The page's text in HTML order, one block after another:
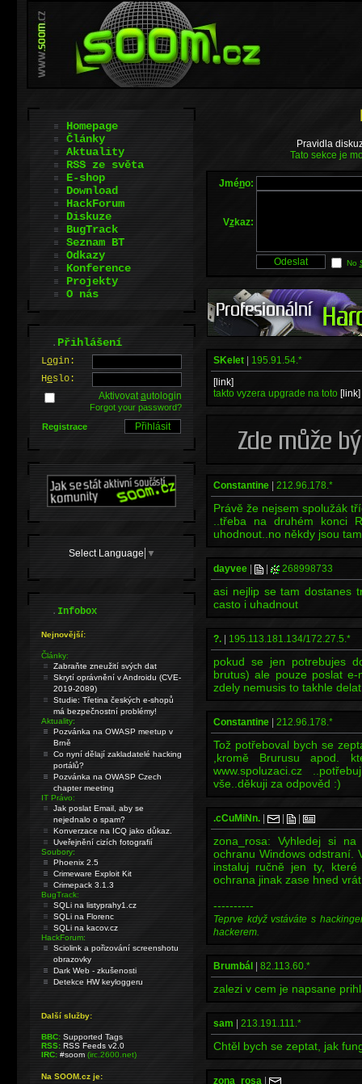
Pravidla
Tato sekce je
Jméno:
Vzkaz:
No
SKelet
195.91.54.*
[link]
takto vyzera upgrade na toto [link]
Constantine 212.96.178.*
Právě že nejsem spolužák
..třeba na druhém konci
uhodnout..no někdy jsou
dayvee 268998733
asi nejlip se tam dostanes
casto i uhadnout
?. 195.113.181.134/172.27.5.*
pokud se jen potrebujes
brutus) ale pouze poslat
zdely nemusis to takhle
Constantine 212.96.178.*
Tož potřeboval bych se
,kromě Brurusu apod.
www.spoluzaci.cz
vše..děkuji za odpověd :)
.cCuMiNn.
zona_rosa: Vyhledej si
ochranu Windows odstraní.
instaluj ručně jen ty,
ochrana jinak zase hned
----------
Teprve když vstáváte s
hackerem.
Brumbál 82.113.60.*
zalezi v cem je napsane
sam 213.191.111.*
Chtěl bych se zeptat, jak
zona_rosa
Homepage
Články
Aktuality
RSS ze světa
E-shop
Download
HackForum
Diskuze
BugTrack
Seznam BT
Odkazy
Konference
Projekty
O nás
.Přihlášení
Login:
Heslo:
Aktivovatautologin
Forgot your password?
Registrace
Select Language ▼
.Infobox
Nejnovější:
Články:
Zabraňte zneužití svých dat
Skrytí oprávnění v Androidu (CVE-
2019-2089)
Studie: Třetina českých e-shopů
má bezpečnostní problémy!
Aktuality:
Pozvánka na OWASP meetup v
Brně
Co nyní dělají zakladatelé hacking
portálů?
Pozvánka na OWASP Czech
chapter meeting
IT Právo:
Jak poslat Email, aby se
nejednalo o spam?
Konverzace na ICQ jako důkaz.
Uveřejnění cizích fotografií
Soubory:
Phoenix 2.5
Crimeware Exploit Kit
Crimepack 3.1.3
BugTrack:
SQLi na listyprahy1.cz
SQLi na Florenc
SQLi na kacov.cz
HackForum:
Sciolink a pořizování screenshotu
obrazovky
Dark Web - zkušenosti
Detekce HW keyloggeru
Další služby:
BBC: Supported Tags
RSS: RSS Feeds v2.0
IRC: #soom(irc.2600.net)
Na SOOM.cz je: